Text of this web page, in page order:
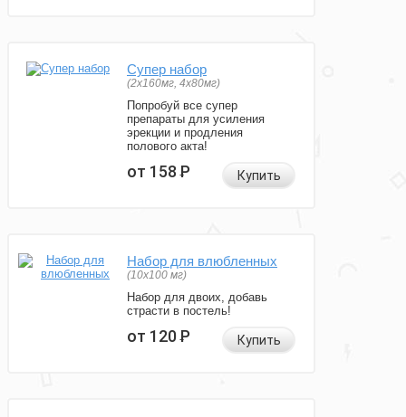
Супер набор
(2х160мг, 4х80мг)
Попробуй все супер
препараты для усиления
эрекции и продления
полового акта!
от 158Р Купить
Набор для влюбленных
(10х100 мг)
Набор для двоих, добавь
страсти в постель!
от 120Р Купить